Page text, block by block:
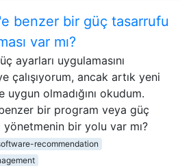
benzer bir güç tasarrufu
var mı?
ayarları uygulamasını
çalışıyorum, ancak artık yeni
uygun olmadığını okudum.
bir program veya güç
yönetmenin bir yolu var mı?
recommendation